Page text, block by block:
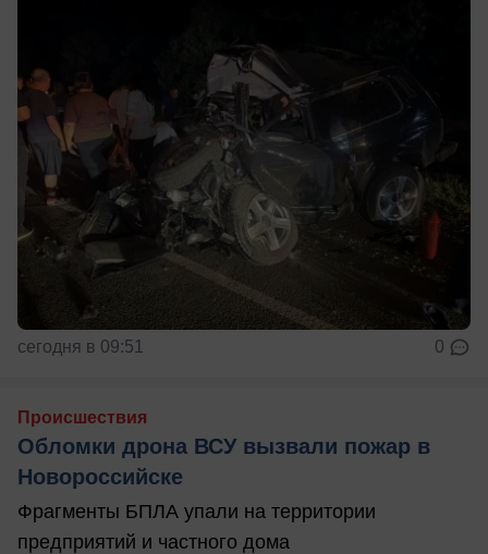
сегодня в 09:51 0
Происшествия
Обломки дрона ВСУ вызвали пожар в
Новороссийске
Фрагменты БПЛА упали на территории
предприятий и частного дома